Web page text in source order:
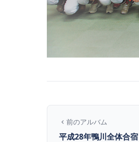
前のアルバム
平成28年鴨川全体合